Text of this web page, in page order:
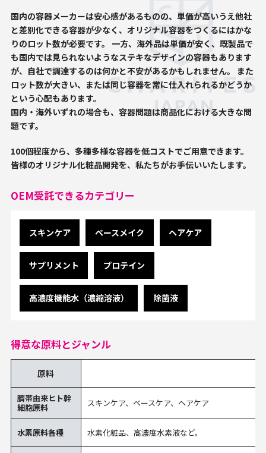
国内の容器メーカーは安心感があるものの、単価が高いうえ他社
と差別化できる容器が少なく、オリジナル容器をつくるにはかな
りのロット数が必要です。 一方、海外品は単価が安く、既製品で
も国内では見られないようなステキなデザインの容器もあります
が、自社で調達するのは何かと不安があるかもしれません。 また
ロット数が大きい、または同じ容器を常に仕入れられるかどうか
という心配もあります。
国内・海外いずれの場合も、容器問題は商品化における大きな問
題です。
100個程度から、多種多様な容器を低コストでご用意できます。
皆様のオリジナル化粧品開発を、私たちがお手伝いいたします。
OEM受託できるカテゴリー
スキンケア ベースメイク ヘアケア
サプリメント プロテイン
高濃度機能水（濃縮溶液） 除菌液
得意な原料とジャンル
原料
臍帯由来ヒト幹
細胞原料
スキンケア、ベースケア、ヘアケア
水素原料各種 水素化粧品、高濃度水素液など。